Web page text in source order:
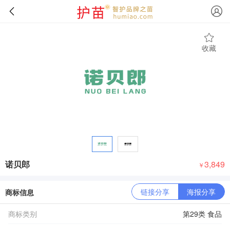
收藏
诺贝郎 ￥3,849
商标信息 链接分享 海报分享
商标类别
第29类 食品